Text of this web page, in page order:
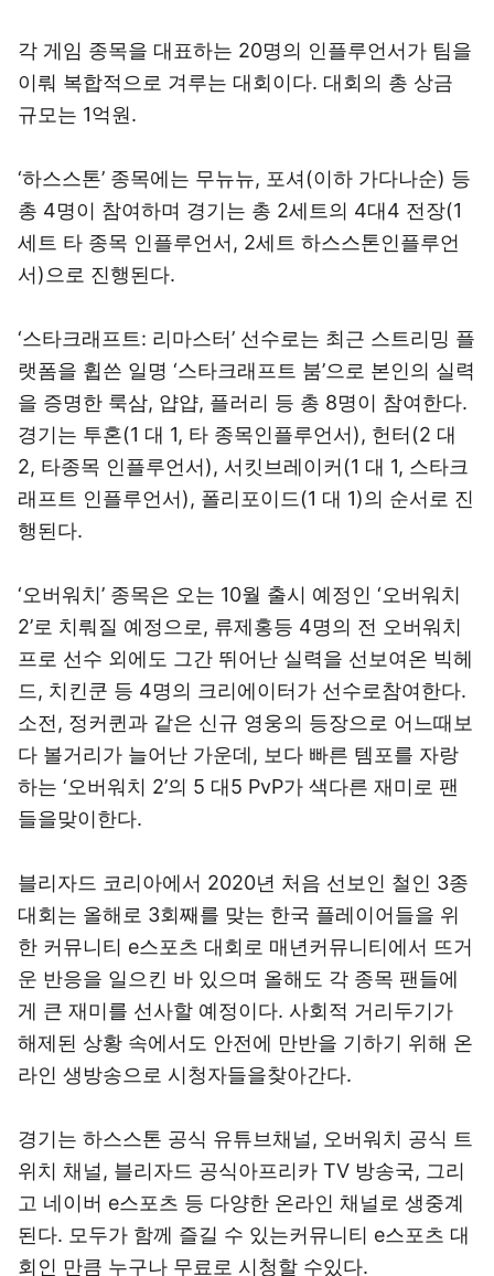
각 게임 종목을 대표하는 20명의 인플루언서가 팀을
이뤄 복합적으로 겨루는 대회이다. 대회의 총 상금
규모는 1억원.
‘하스스톤’ 종목에는 무뉴뉴, 포셔(이하 가다나순) 등
총 4명이 참여하며 경기는 총 2세트의 4대4 전장(1
세트 타 종목 인플루언서, 2세트 하스스톤인플루언
서)으로 진행된다.
‘스타크래프트: 리마스터’ 선수로는 최근 스트리밍 플
랫폼을 휩쓴 일명 ‘스타크래프트 붐’으로 본인의 실력
을 증명한 룩삼, 얍얍, 플러리 등 총 8명이 참여한다.
경기는 투혼(1 대 1, 타 종목인플루언서), 헌터(2 대
2, 타종목 인플루언서), 서킷브레이커(1 대 1, 스타크
래프트 인플루언서), 폴리포이드(1 대 1)의 순서로 진
행된다.
‘오버워치’ 종목은 오는 10월 출시 예정인 ‘오버워치
2’로 치뤄질 예정으로, 류제홍등 4명의 전 오버워치
프로 선수 외에도 그간 뛰어난 실력을 선보여온 빅헤
드, 치킨쿤 등 4명의 크리에이터가 선수로참여한다.
소전, 정커퀸과 같은 신규 영웅의 등장으로 어느때보
다 볼거리가 늘어난 가운데, 보다 빠른 템포를 자랑
하는 ‘오버워치 2’의 5 대5 PvP가 색다른 재미로 팬
들을맞이한다.
블리자드 코리아에서 2020년 처음 선보인 철인 3종
대회는 올해로 3회째를 맞는 한국 플레이어들을 위
한 커뮤니티 e스포츠 대회로 매년커뮤니티에서 뜨거
운 반응을 일으킨 바 있으며 올해도 각 종목 팬들에
게 큰 재미를 선사할 예정이다. 사회적 거리두기가
해제된 상황 속에서도 안전에 만반을 기하기 위해 온
라인 생방송으로 시청자들을찾아간다.
경기는 하스스톤 공식 유튜브채널, 오버워치 공식 트
위치 채널, 블리자드 공식아프리카 TV 방송국, 그리
고 네이버 e스포츠 등 다양한 온라인 채널로 생중계
된다. 모두가 함께 즐길 수 있는커뮤니티 e스포츠 대
회인 만큼 누구나 무료로 시청할 수있다.